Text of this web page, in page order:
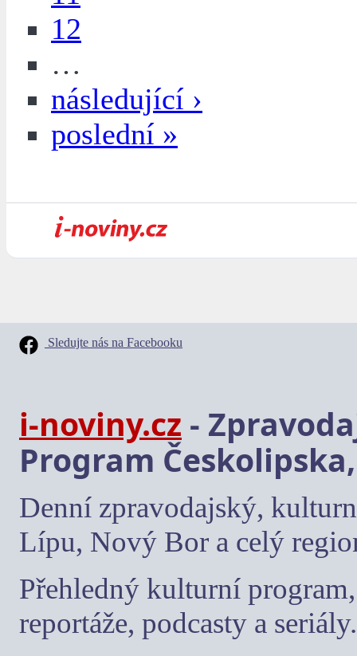
12
…
následující ›
poslední »
Sledujte nás na Facebooku
i-noviny.cz -
Program
Denní zpravodajský,
Lípu, Nový Bor a celý
Přehledný kulturní
reportáže, podcasty a seriály.